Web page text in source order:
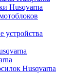
Husqvarna
устройства
Husqvarna